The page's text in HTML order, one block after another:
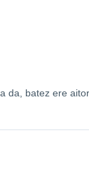
da, batez ere